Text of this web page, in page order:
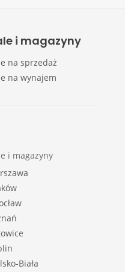
i magazyny
na sprzedaż
na wynajem
i magazyny
Biała